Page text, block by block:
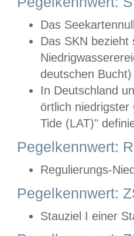
Das
Das SKN
deutschen
In Deutschland
örtlich
Tide (LAT)"
Pegelkennwert:
Regulierungs-
Pegelkennwert:
Stauziel I einer